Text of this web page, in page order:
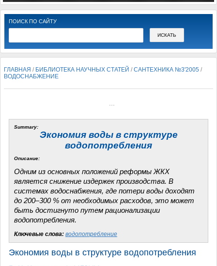
ПОИСК ПО САЙТУ
ГЛАВНАЯ / БИБЛИОТЕКА НАУЧНЫХ СТАТЕЙ /САНТЕХНИКА №3'2005 /
ВОДОСНАБЖЕНИЕ
Summary:
Экономия воды в структуре
водопотребления
Описание:
Одним из основных положений реформы ЖКХ
является снижение издержек производства. В
системах водоснабжения, где потери воды доходят
до 200–300 % от необходимых расходов, это может
быть достигнуто путем рационализации
водопотребления.
Ключевые слова: водопотребление
Экономия воды в структуре водопотребления